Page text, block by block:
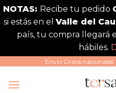
NOTAS: Recibe tu pedido
si estás en el Valle del
país, tu compra llegará
hábiles.
contenido
Envío Gratis nacionales